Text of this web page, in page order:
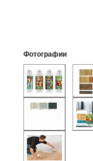
Фотографии